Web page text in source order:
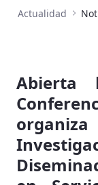
Actualidad
Abierta